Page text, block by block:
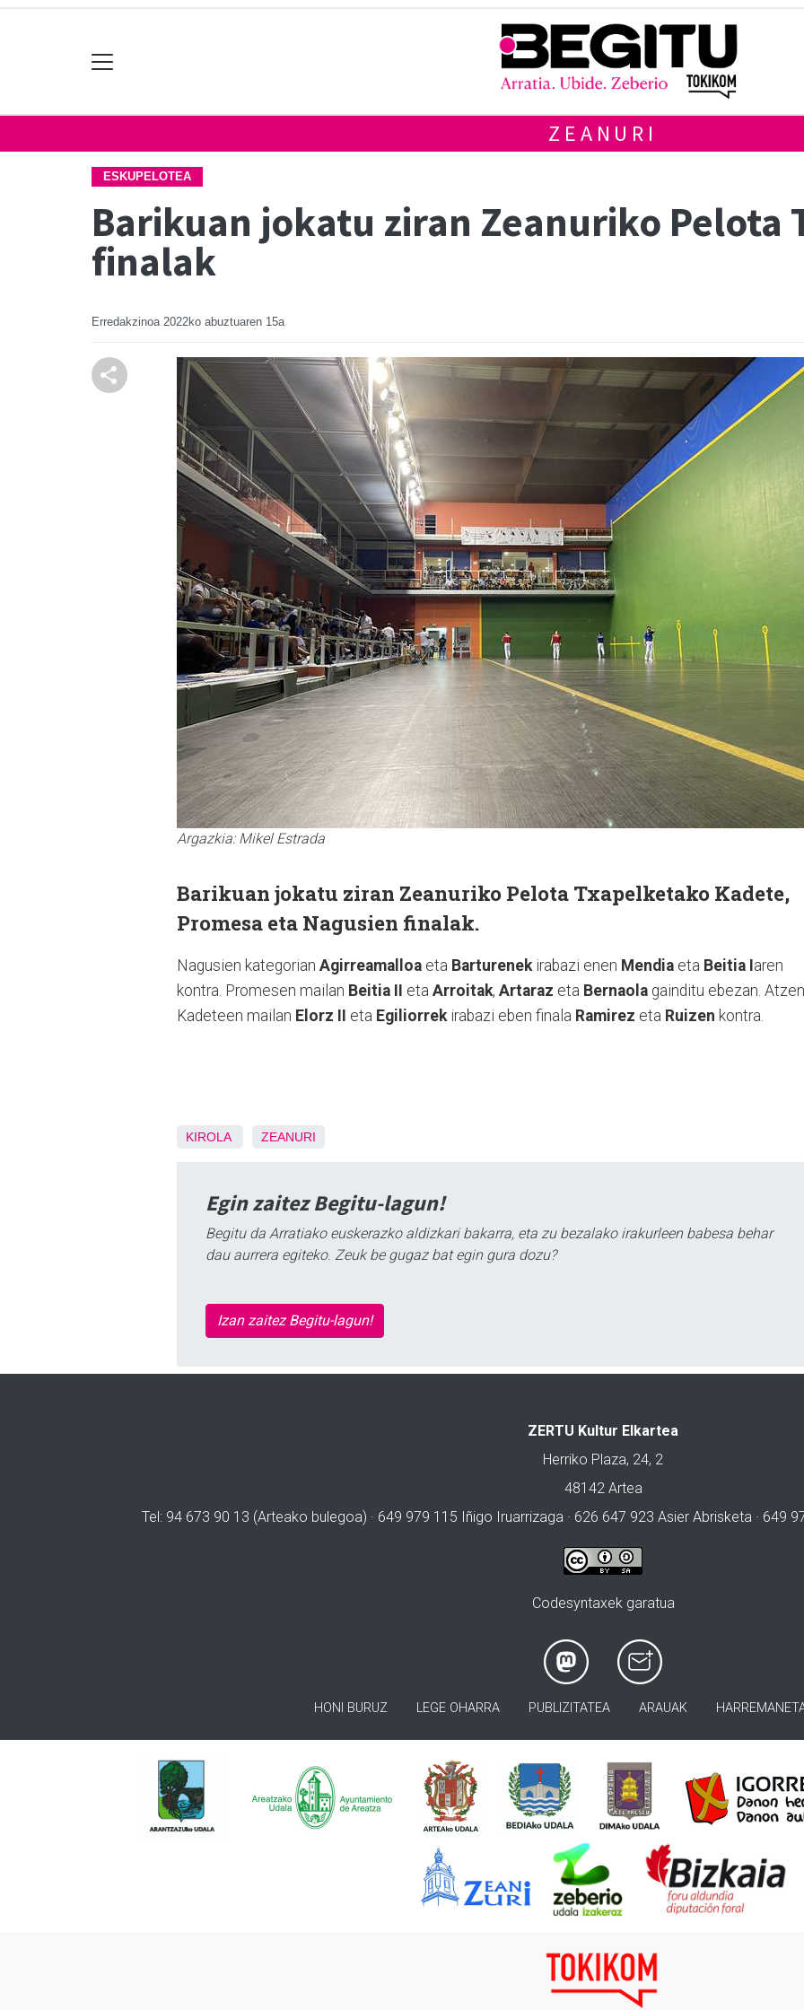
ZEANURI
ESKUPELOTEA
Barikuan jokatu ziran Zeanuriko Pelota
finalak
Erredakzinoa 2022ko abuztuaren 15a
Argazkia: Mikel Estrada
Barikuan jokatu ziran Zeanuriko Pelota Txapelketako Kadete,
Promesa eta Nagusien finalak.
Nagusien kategorian Agirreamalloa eta Barturenekirabazi enen Mendia eta Beitia I aren
kontra. Promesen mailan Beitia II eta Arroitak, Artaraz eta Bernaola gainditu ebezan.
Kadeteen mailan Elorz II eta Egiliorrekirabazi eben finala Ramirez eta Ruizen kontra.
KIROLA ZEANURI
Egin zaitez Begitu-lagun!
Begitu da Arratiako euskerazko aldizkari bakarra, eta zu bezalako irakurleen babesa behar
dau aurrera egiteko. Zeuk be gugaz bat egin gura dozu?
Izan zaitez Begitu-lagun!
ZERTU Kultur Elkartea
Herriko Plaza, 24, 2
48142 Artea
Tel: 94 673 90 13 (Arteako bulegoa) · 649 979 115 Iñigo Iruarrizaga · 626 647 923 Asier Abrisketa · 649
Codesyntaxek garatua
HONI BURUZ LEGE OHARRA PUBLIZITATEA ARAUAK